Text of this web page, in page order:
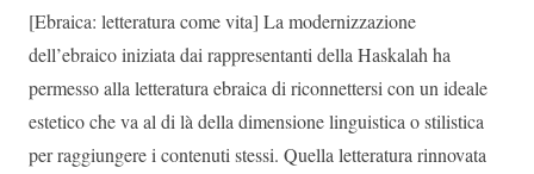
[Ebraica: letteratura come vita] La modernizzazione
dell’ebraico iniziata dai rappresentanti della Haskalah ha
permesso alla letteratura ebraica di riconnettersi con un ideale
estetico che va al di là della dimensione linguistica o stilistica
per raggiungere i contenuti stessi. Quella letteratura rinnovata